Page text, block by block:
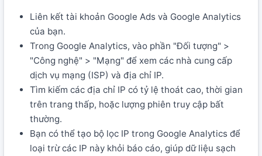
Liên kết tài khoản Google Ads và Google Analytics
của bạn.
Trong Google Analytics, vào phần "Đối tượng" >
"Công nghệ" > "Mạng" để xem các nhà cung cấp
dịch vụ mạng (ISP) và địa chỉ IP.
Tìm kiếm các địa chỉ IP có tỷ lệ thoát cao, thời gian
trên trang thấp, hoặc lượng phiên truy cập bất
thường.
Bạn có thể tạo bộ lọc IP trong Google Analytics để
loại trừ các IP này khỏi báo cáo, giúp dữ liệu sạch